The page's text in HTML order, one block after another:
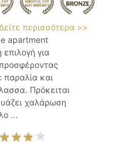
Δείτε περισσότερα >>
apartment
επιλογή για
και
Πρόκειται
χαλάρωση
...